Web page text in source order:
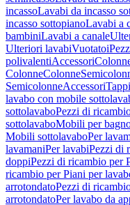
incassoLavabi da incasso
incasso sottopianoLavabi a
bambiniLavabi a canale
Ulteriori lavabiVuotatoi
polivalentiAccessori
ColonneColonne
SemicolonneAccessori
lavabo con mobile
sottolavaboPezzi di
sottolavaboMobili per
Mobili sottolavaboPer
lavamaniPer lavabiPezzi di
doppiPezzi di ricambio per
ricambio per Piani per
arrotondatoPezzi di
arrotondatoPer lavabo da